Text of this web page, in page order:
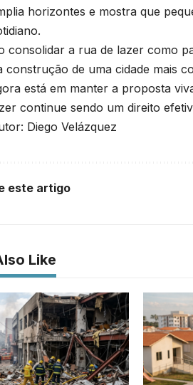
horizontes e mostra que
consolidar a rua de lazer como
construção de uma cidade mais
está em manter a proposta
continue sendo um direito
Diego Velázquez
este artigo
Like